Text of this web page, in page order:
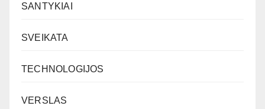
SANTYKIAI
SVEIKATA
TECHNOLOGIJOS
VERSLAS